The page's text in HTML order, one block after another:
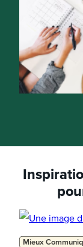
Mieux